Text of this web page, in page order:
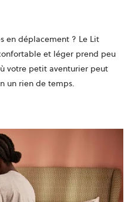
en déplacement ? Le Lit
et léger prend peu
votre petit aventurier peut
un rien de temps.